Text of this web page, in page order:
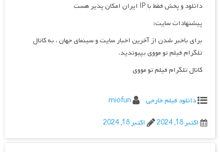
دانلود و پخش فقط با IP ایران امکان پذیر هست
پیشنهادات سایت:
برای باخبر شدن از آخرین اخبار سایت و سینمای جهان ، به کانال
تلگرام فیلم تو مووی بپیوندید.
کانال تلگرام فیلم تو مووی
دانلود فیلم خارجی
miofun
اکتبر 18, 2024
اکتبر 18, 2024